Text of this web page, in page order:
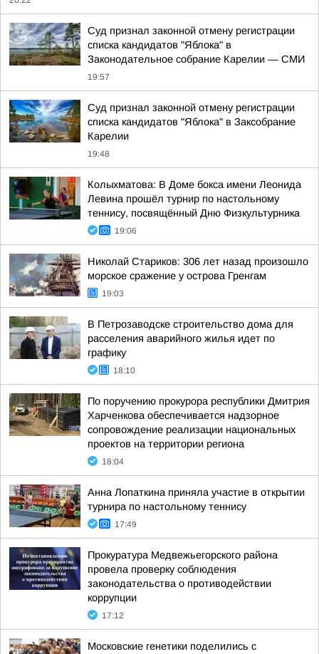
Суд признал законной отмену регистрации
списка кандидатов "Яблока" в
Законодательное собрание Карелии — СМИ
19:57
Суд признал законной отмену регистрации
списка кандидатов "Яблока" в Заксобрание
Карелии
19:48
Колыхматова: В Доме бокса имени Леонида
Левина прошёл турнир по настольному
теннису, посвящённый Дню Физкультурника
19:06
Николай Стариков: 306 лет назад произошло
морское сражение у острова Гренгам
19:03
В Петрозаводске строительство дома для
расселения аварийного жилья идет по
графику
18:10
По поручению прокурора республики Дмитрия
Харченкова обеспечивается надзорное
сопровождение реализации национальных
проектов на территории региона
18:04
Анна Лопаткина приняла участие в открытии
турнира по настольному теннису
17:49
Прокуратура Медвежьегорского района
провела проверку соблюдения
законодательства о противодействии
коррупции
17:12
Московские генетики поделились с